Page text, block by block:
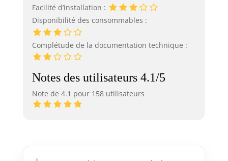
Facilité d’installation :
Disponibilité des consommables :
Complétude de la documentation technique :
Notes des utilisateurs 4.1/5
Note de 4.1 pour 158 utilisateurs